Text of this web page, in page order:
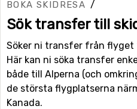
BOKA SKIDRESA /
Sök transfer till
Söker ni transfer från flyget
Här kan ni söka transfer
både till Alperna (och
de största flygplatserna
Kanada.